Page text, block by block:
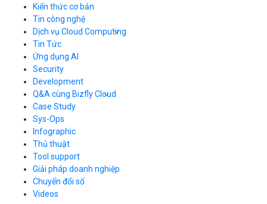
Kiến thức cơ bản
Tin công nghệ
Dịch vụ Cloud Computing
Cloud Server
CDN
Load Balancer
Auto Scaling
Container Registry
Kubernetes
Cloud Database
Call Center
Business Email
Simple Storage
VOD
VPN
Traffic Manager
Cloud VPS
Tin Tức
Ứng dụng AI
Security
Development
Q&A cùng Bizfly Cloud
Q&A về Bizfly Cloud Server
Thao tác kết nối tới server
Videos
Q&A về Bizfly Business Email
Videos
Case Study
Sys-Ops
Infographic
Thủ thuật
Tool support
Giải pháp doanh nghiệp
Chuyển đổi số
Videos